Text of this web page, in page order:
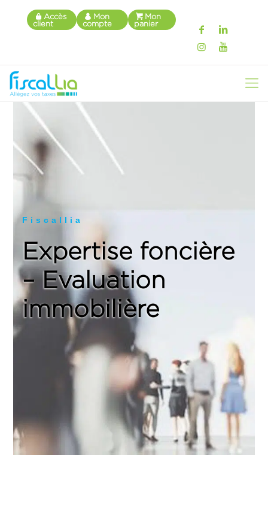
Accès
client
Mon
compte
Mon
panier
Fiscallia
Expertise foncière
– Evaluation
immobilière